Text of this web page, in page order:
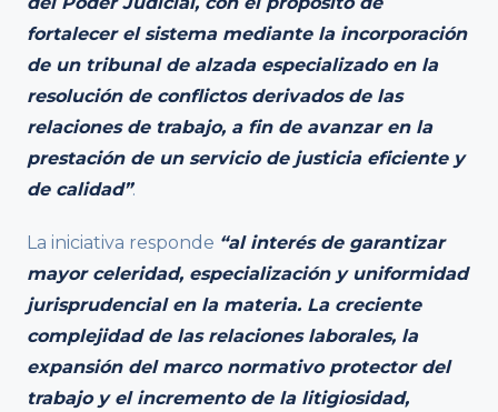
fortalecer el sistema mediante la incorporación
de un tribunal de alzada especializado en la
resolución de conflictos derivados de las
relaciones de trabajo, a fin de avanzar en la
prestación de un servicio de justicia eficiente y
de calidad”.
La iniciativa responde “al interés de garantizar
mayor celeridad, especialización y uniformidad
jurisprudencial en la materia. La creciente
complejidad de las relaciones laborales, la
expansión del marco normativo protector del
trabajo y el incremento de la litigiosidad,